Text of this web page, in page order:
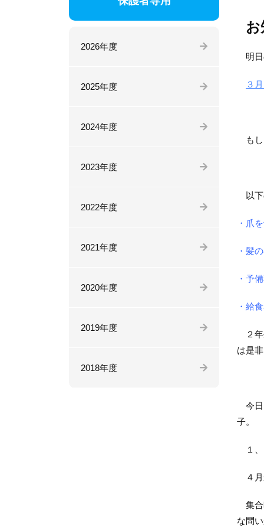
明日
３
もし
以下
・爪
・髪
・予
・給
２年
は是
今日
子。
１、
４月
集合
な問
2026年度
2025年度
2024年度
2023年度
2022年度
2021年度
2020年度
2019年度
2018年度